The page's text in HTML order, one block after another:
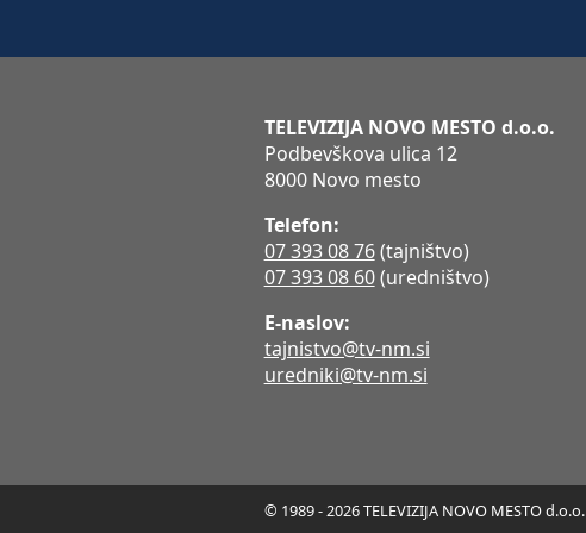
TELEVIZIJA NOVO MESTO d.o.o.
Podbevškova ulica 12
8000 Novo mesto
Telefon:
07 393 08 76(tajništvo)
07 393 08 60(uredništvo)
E-naslov:
tajnistvo@tv-nm.si
uredniki@tv-nm.si
© 1989 - 2026 TELEVIZIJA NOVO MESTO d.o.o.